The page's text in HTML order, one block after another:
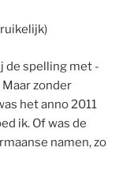
de spelling met -
zonder
het anno 2011
ik. Of was de
namen, zo